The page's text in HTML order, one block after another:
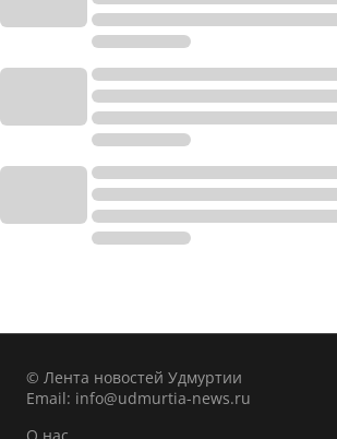
© Лента новостей Удмуртии
Email: info@udmurtia-news.ru